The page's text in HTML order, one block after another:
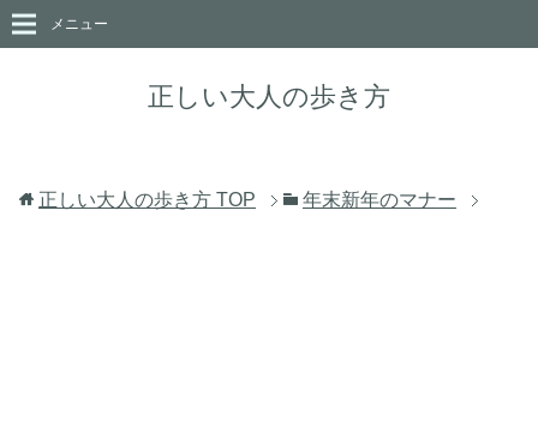
正しい大人の歩き方
メニュー
正しい大人の歩き方 TOP 年末新年のマナー